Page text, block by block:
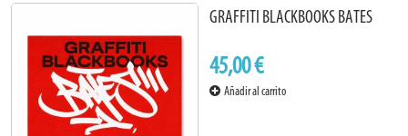
GRAFFITI BLACKBOOKS BATES
45,00 €
Añadir al carrito